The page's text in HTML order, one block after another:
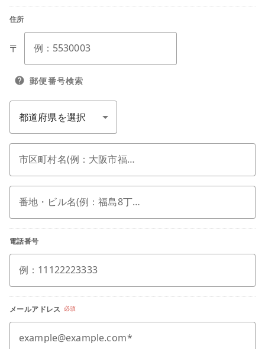
住所
〒 例：5530003
help 郵便番号検索
市区町村名(例：大阪市福島区)
番地・ビル名(例：福島8丁目3-15)
電話番号
例：11122223333
メールアドレス 必須
example@example.com